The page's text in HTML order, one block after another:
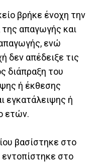
βρήκε ένοχη την
απαγωγής και
ενώ
δεν απέδειξε τις
διάπραξη του
ή έκθεσης
εγκατάλειψης ή
ετών.
βασίστηκε στο
εντοπίστηκε στο